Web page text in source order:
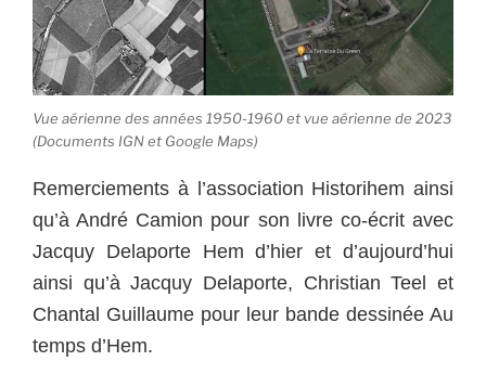
Vue aérienne des années 1950-1960 et vue aérienne de 2023
(Documents IGN et Google Maps)
Remerciements à l’association Historihem ainsi
qu’à André Camion pour son livre co-écrit avec
Jacquy Delaporte Hem d’hier et d’aujourd’hui
ainsi qu’à Jacquy Delaporte, Christian Teel et
Chantal Guillaume pour leur bande dessinée Au
temps d’Hem.